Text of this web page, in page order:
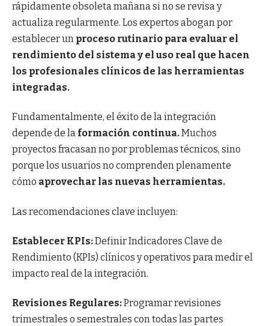
rápidamente obsoleta mañana si no se revisa y
actualiza regularmente. Los expertos abogan por
establecer un proceso rutinario para evaluar el
rendimiento del sistema y el uso real que hacen
los profesionales clínicos de las herramientas
integradas.
Fundamentalmente, el éxito de la integración
depende de la formación continua.Muchos
proyectos fracasan no por problemas técnicos, sino
porque los usuarios no comprenden plenamente
cómo aprovechar las nuevas herramientas.
Las recomendaciones clave incluyen:
Establecer KPIs:Definir Indicadores Clave de
Rendimiento (KPIs) clínicos y operativos para medir el
impacto real de la integración.
Revisiones Regulares:Programar revisiones
trimestrales o semestrales con todas las partes